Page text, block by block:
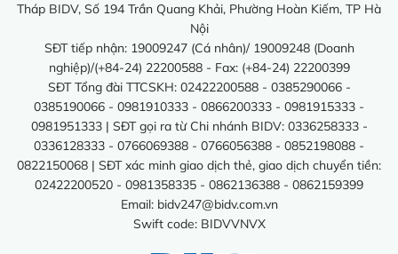
Tháp BIDV, Số 194 Trần Quang Khải, Phường Hoàn Kiếm, TP Hà
Nội
SĐT tiếp nhận: 19009247 (Cá nhân)/ 19009248 (Doanh
nghiệp)/(+84-24) 22200588 - Fax: (+84-24) 22200399
SĐT Tổng đài TTCSKH: 02422200588 - 0385290066 -
0385190066 - 0981910333 - 0866200333 - 0981915333 -
0981951333 | SĐT gọi ra từ Chi nhánh BIDV: 0336258333 -
0336128333 - 0766069388 - 0766056388 - 0852198088 -
0822150068 | SĐT xác minh giao dịch thẻ, giao dịch chuyển tiền:
02422200520 - 0981358335 - 0862136388 - 0862159399
Email: bidv247@bidv.com.vn
Swift code: BIDVVNVX